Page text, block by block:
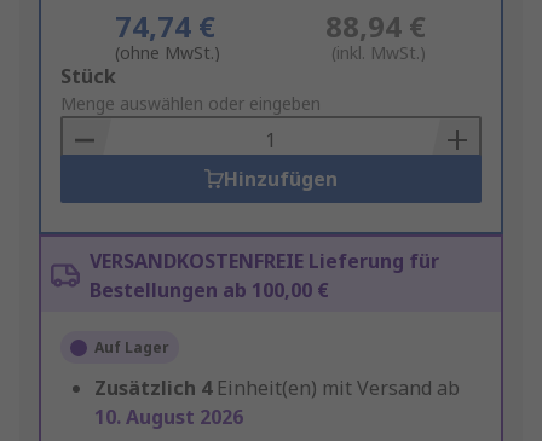
74,74 €
(ohne MwSt.)
88,94 €
(inkl. MwSt.)
Add
to
Basket
Stück
Menge auswählen oder eingeben
Hinzufügen
VERSANDKOSTENFREIE Lieferung für
Bestellungen ab 100,00 €
Auf Lager
Zusätzlich 4 Einheit(en) mit Versand ab
10. August 2026